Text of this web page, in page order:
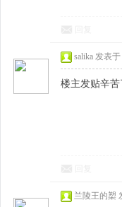
salika 发表于
楼主发贴辛苦
兰陵王的槊